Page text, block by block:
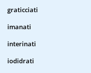
graticciati
imanati
interinati
iodidrati